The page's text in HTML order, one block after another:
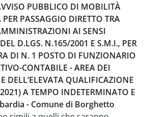
PUBBLICO DI MOBILITÀ
PASSAGGIO DIRETTO TRA
AI SENSI
D.LGS. N.165/2001 E S.M.I., PER
DI N. 1 POSTO DI FUNZIONARIO
CONTABILE - AREA DEI
DELL’ELEVATA QUALIFICAZIONE
A TEMPO INDETERMINATO E
- Comune di Borghetto